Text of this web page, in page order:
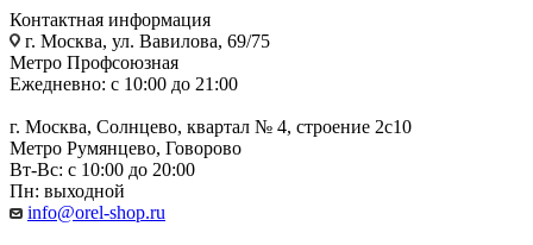
Контактная информация
г. Москва, ул. Вавилова, 69/75
Метро Профсоюзная
Ежедневно: с 10:00 до 21:00
г. Москва, Солнцево, квартал № 4, строение 2с10
Метро Румянцево, Говорово
Вт-Вс: с 10:00 до 20:00
Пн: выходной
info@orel-shop.ru